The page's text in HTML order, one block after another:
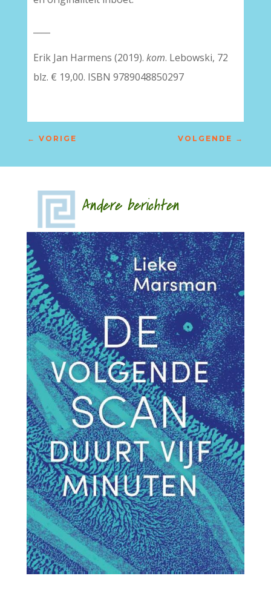
Erik Jan Harmens (2019). kom. Lebowski, 72
blz. € 19,00. ISBN 9789048850297
← VORIGE VOLGENDE →
Andere berichten